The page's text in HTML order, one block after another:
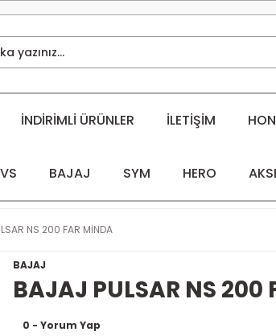
İNDİRİMLİ ÜRÜNLER İLETİŞİM
BAJAJ SYM HERO
NS 200 FAR MİNDA
BAJAJ
BAJAJ PULSAR NS 200
0 - Yorum Yap